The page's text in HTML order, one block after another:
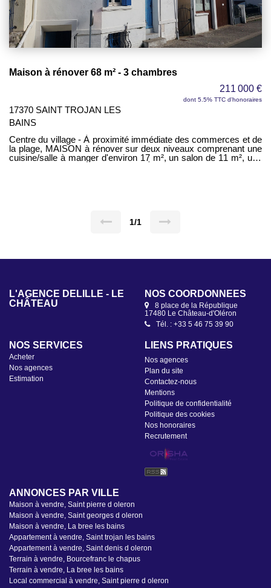
Maison à rénover 68 m² - 3 chambres
211 000 €
dont 5.5% TTC d'honoraires
17370 SAINT TROJAN LES
BAINS
Centre du village - À proximité immédiate des commerces et de
la plage, MAISON à rénover sur deux niveaux comprenant une
cuisine/salle à manger d'environ 17 m², un salon de 11 m², une
1/1
L'AGENCE DELÎLLE - LE
CHÂTEAU
NOS COORDONNÉES
8 place de la République
17480 Le Château-d'Oléron
Tél. : +33 5 46 75 39 90
L'AGENCE DELÎLLE -
SAINT-DENIS
NOS COORDONNÉES
2 Canton de l'Ormeau
17650 Saint-Denis-d'Oléron
Tél. : +33 5 46 47 92 49
NOS SERVICES
Acheter
Nos agences
Estimation
LIENS PRATIQUES
Nos agences
Plan du site
Contactez-nous
Mentions
Politique de confidentialité
Politique des cookies
Nos honoraires
Recrutement
ANNONCES PAR VILLE
Maison à vendre, Saint pierre d oleron
Maison à vendre, Saint georges d oleron
Maison à vendre, La bree les bains
Appartement à vendre, Saint trojan les bains
Appartement à vendre, Saint denis d oleron
Terrain à vendre, Bourcefranc le chapus
Terrain à vendre, La bree les bains
Local commercial à vendre, Saint pierre d oleron